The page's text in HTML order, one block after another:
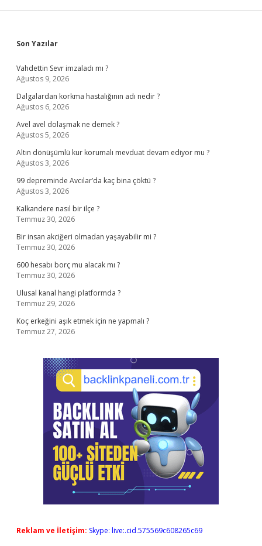
Sidebar
Son Yazılar
Vahdettin Sevr imzaladı mı ?
Ağustos 9, 2026
Dalgalardan korkma hastalığının adı nedir ?
Ağustos 6, 2026
Avel avel dolaşmak ne demek ?
Ağustos 5, 2026
Altın dönüşümlü kur korumalı mevduat devam ediyor mu ?
Ağustos 3, 2026
99 depreminde Avcılar’da kaç bina çöktü ?
Ağustos 3, 2026
Kalkandere nasıl bir ilçe ?
Temmuz 30, 2026
Bir insan akciğeri olmadan yaşayabilir mi ?
Temmuz 30, 2026
600 hesabı borç mu alacak mı ?
Temmuz 30, 2026
Ulusal kanal hangi platformda ?
Temmuz 29, 2026
Koç erkeğini aşık etmek için ne yapmalı ?
Temmuz 27, 2026
Reklam ve İletişim: Skype: live:.cid.575569c608265c69